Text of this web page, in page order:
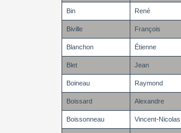
Bin René
Biville François
Blanchon Étienne
Blet Jean
Boineau Raymond
Boissard Alexandre
Boissonneau Vincent-Nicolas